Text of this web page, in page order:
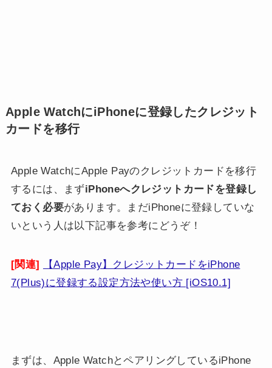
Apple WatchにiPhoneに登録したクレジット
カードを移行
Apple WatchにApple Payのクレジットカードを移行
するには、まずiPhoneへクレジットカードを登録し
ておく必要があります。まだiPhoneに登録していな
いという人は以下記事を参考にどうぞ！
[関連]
【Apple Pay】クレジットカードをiPhone
7(Plus)に登録する設定方法や使い方 [iOS10.1]
まずは、Apple WatchとペアリングしているiPhone